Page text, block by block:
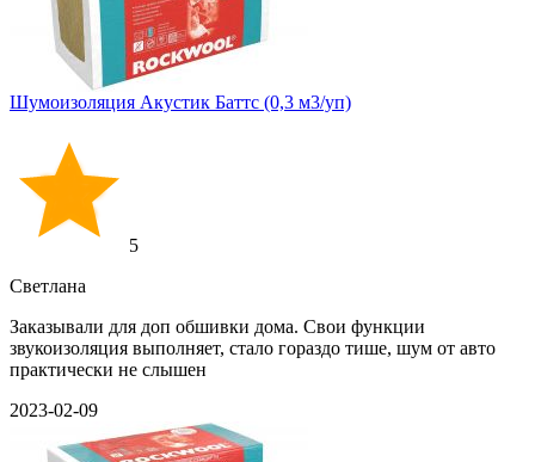
Шумоизоляция Акустик Баттс (0,3 м3/уп)
5
Светлана
Заказывали для доп обшивки дома. Свои функции
звукоизоляция выполняет, стало гораздо тише, шум от авто
практически не слышен
2023-02-09